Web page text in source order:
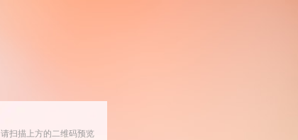
请扫描上方的二维码预览